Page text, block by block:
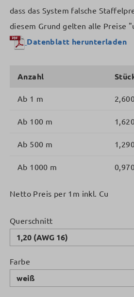
dass das System falsche
diesem Grund gelten alle Preise
Datenblatt herunterladen
Anzahl
Ab 1 m
Ab 100 m
Ab 500 m
Ab 1000 m
Netto Preis per 1m inkl. Cu
Querschnittauswählen
Farbe